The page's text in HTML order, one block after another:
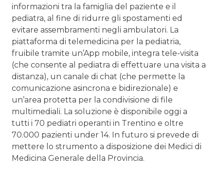
informazioni tra la famiglia del paziente e il
pediatra, al fine di ridurre gli spostamenti ed
evitare assembramenti negli ambulatori. La
piattaforma di telemedicina per la pediatria,
fruibile tramite un’App mobile, integra tele-visita
(che consente al pediatra di effettuare una visita a
distanza), un canale di chat (che permette la
comunicazione asincrona e bidirezionale) e
un’area protetta per la condivisione di file
multimediali. La soluzione è disponibile oggi a
tutti i 70 pediatri operanti in Trentino e oltre
70.000 pazienti under 14. In futuro si prevede di
mettere lo strumento a disposizione dei Medici di
Medicina Generale della Provincia.